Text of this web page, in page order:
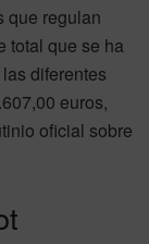
que regulan
total que se ha
diferentes
euros,
oficial sobre